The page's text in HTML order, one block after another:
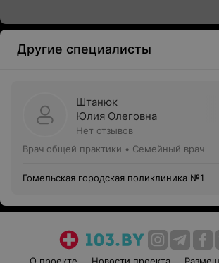
Другие специалисты
Штанюк
Юлия Олеговна
Нет отзывов
Врач общей практики • Семейный врач
Гомельская городская поликлиника №1